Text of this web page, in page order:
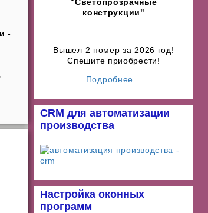
-
конструкции"
Вышел 2 номер за 2026 год!
Спешите приобрести!
Подробнее...
CRM для автоматизации
производства
Настройка оконных
программ